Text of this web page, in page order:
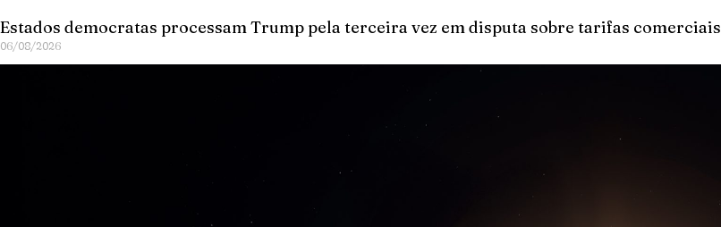
Estados democratas processam Trump pela terceira vez em disputa sobre tarifas comerciais
06/08/2026